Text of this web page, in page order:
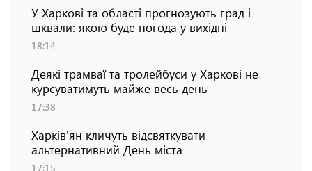
У Харкові та області прогнозують град і
шквали: якою буде погода у вихідні
18:14
Деякі трамваї та тролейбуси у Харкові не
курсуватимуть майже весь день
17:38
Харків'ян кличуть відсвяткувати
альтернативний День міста
17:15